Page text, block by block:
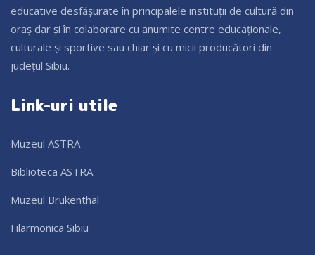
educative desfășurate în principalele instituții de cultură din
oraș dar și în colaborare cu anumite centre educaționale,
culturale și sportive sau chiar și cu micii producători din
județul Sibiu.
Link-uri utile
Muzeul ASTRA
Biblioteca ASTRA
Muzeul Brukenthal
Filarmonica Sibiu